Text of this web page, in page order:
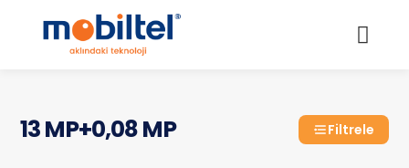
13 MP+0,08 MP Filtrele